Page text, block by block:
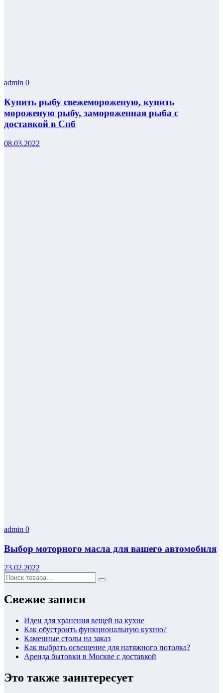
admin 0
Купить рыбу свежемороженую, купить
мороженую рыбу, замороженная рыба с
доставкой в Спб
08.03.2022
admin 0
Выбор моторного масла для вашего автомобиля
23.02.2022
Свежие записи
Идеи для хранения вещей на кухне
Как обустроить функциональную кухню?
Каменные столы на заказ
Как выбрать освещение для натяжного потолка?
Аренда бытовки в Москве с доставкой
Это также заинтересует